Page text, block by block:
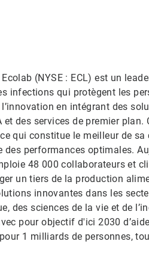
(NYSE : ECL) est un
infections qui protègent les
en intégrant des
des services de premier
qui constitue le meilleur de
performances optimales.
48 000 collaborateurs et
un tiers de la production
innovantes dans les
des sciences de la vie et de
pour objectif d'ici 2030
1 milliards de personnes,